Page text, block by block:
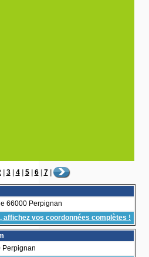
| 3| 4| 5| 6| 7|
66000 Perpignan
affichez vos coordonnées complètes !
Perpignan